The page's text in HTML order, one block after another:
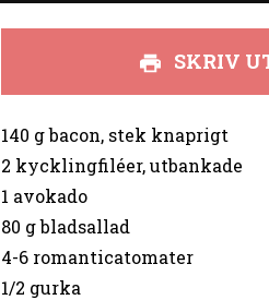
SKRIV
140 g bacon, stek knaprigt
2 kycklingfiléer, utbankade
1 avokado
80 g bladsallad
4-6 romanticatomater
1/2 gurka